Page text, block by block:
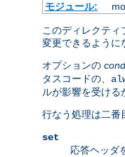
モジュール:
このディレクテ
変更できるように
オプションの
タスコードの、
ルが影響を受ける
行なう処理は二番
set
応答ヘッダ